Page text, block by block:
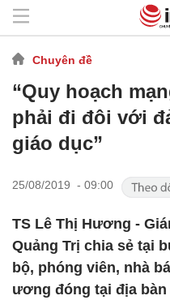
Chuyên đề
“Quy hoạch
phải đi đôi với
giáo dục”
25/08/2019 - 09:00
TS Lê Thị Hương -
Quảng Trị chia sẻ tại
bộ, phóng viên, nhà
ương đóng tại địa